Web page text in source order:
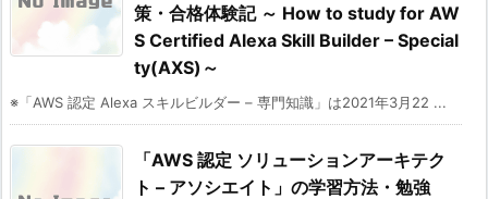
策・合格体験記 ～ How to study for AW
S Certified Alexa Skill Builder – Special
ty(AXS)～
※「AWS 認定 Alexa スキルビルダー – 専門知識」は2021年3月22 ...
「AWS 認定 ソリューションアーキテク
ト – アソシエイト」の学習方法・勉強